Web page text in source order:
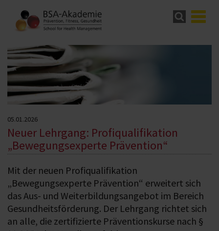
05.01.2026
Neuer Lehrgang: Profiqualifikation
„Bewegungsexperte Prävention“
Mit der neuen Profiqualifikation
„Bewegungsexperte Prävention“ erweitert sich
das Aus- und Weiterbildungsangebot im Bereich
Gesundheitsförderung. Der Lehrgang richtet sich
an alle, die zertifizierte Präventionskurse nach §